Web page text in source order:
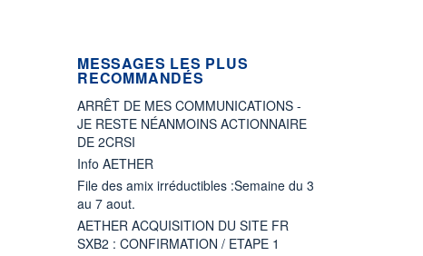
MESSAGES LES PLUS
RECOMMANDÉS
ARRÊT DE MES COMMUNICATIONS -
JE RESTE NÉANMOINS ACTIONNAIRE
DE 2CRSI
Info AETHER
File des amix irréductibles :Semaine du 3
au 7 aout.
AETHER ACQUISITION DU SITE FR
SXB2 : CONFIRMATION / ETAPE 1